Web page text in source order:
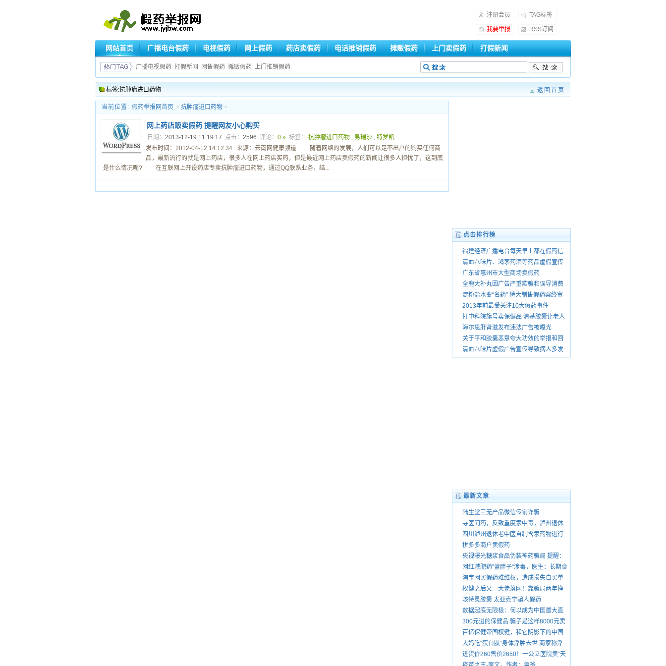
注册会员 TAG标签
我要举报 RSS订阅
网站首页 广播电台假药 电视假药 网上假药 药店卖假药 电话推销假药 摊贩假药 上门卖假药 打假新闻
广播电视假药 打假新闻 网售假药 摊贩假药 上门推销假药
标签:抗肿瘤进口药物 返回首页
当前位置: 假药举报网首页 > 抗肿瘤进口药物 >
网上药店贩卖假药 提醒网友小心购买
日期： 2013-12-19 11:19:17 点击： 2596 评论： 0 » 标签： 抗肿瘤进口药物 , 易瑞沙 , 特罗凯
发布时间：2012-04-12 14:12:34 来源：云南网健康频道 随着网络的发展，人们可以足不出户的购买任何商
品，最新流行的就是网上药店，很多人在网上药店买药，但是最近网上药店卖假药的新闻让很多人担忧了，这到底
是什么情况呢? 在互联网上开设药店专卖抗肿瘤进口药物，通过QQ联系业务，结...
点击排行榜
福建经济广播电台每天早上都在假药信
息怎没人查处
清血八味片、鸿茅药酒等药品虚假宣传
被暂停销
广东省惠州市大型商场卖假药
全鹿大补丸因广告严重欺骗和误导消费
者被查处
淀粉盐水变“名药” 特大制售假药案终审
宣判
2013年前最受关注10大假药事件
打中科院旗号卖保健品 清基胶囊让老人
花了上万
海尔思肝肾滋发布违法广告被曝光
关于平和胶囊恶意夸大功效的举报和回
复
清血八味片虚假广告宣传导致病人多发
最新文章
陆生堂三无产品微信传销诈骗
寻医问药，反致重度汞中毒，泸州退休
老中医王大乾害我家破人散，自制药品
销售由谁管？
四川泸州退休老中医自制含汞药物进行
销售
拼多多商户卖假药
央视曝光糖浆食品伪装神药骗局 提醒：
“就医请前往正规医院”
网红减肥药”蓝胖子“涉毒，医生：长期食
用有依赖性。
淘宝网买假药难维权，造成损失自买单
权健之后又一大佬落网！靠骗局两年挣
75亿 号称酸碱平衡治百病
咳特灵胶囊 太亚克宁骗人假药
数据起底无限极：何以成为中国最大直
销公司
300元进的保健品 骗子是这样8000元卖
给你爸妈的
百亿保健帝国权健，和它阴影下的中国
家庭
大妈吃“蛋白肽”身体浮肿去世 商家称浮
肿正常
进货价260售价2650！一公立医院卖“天